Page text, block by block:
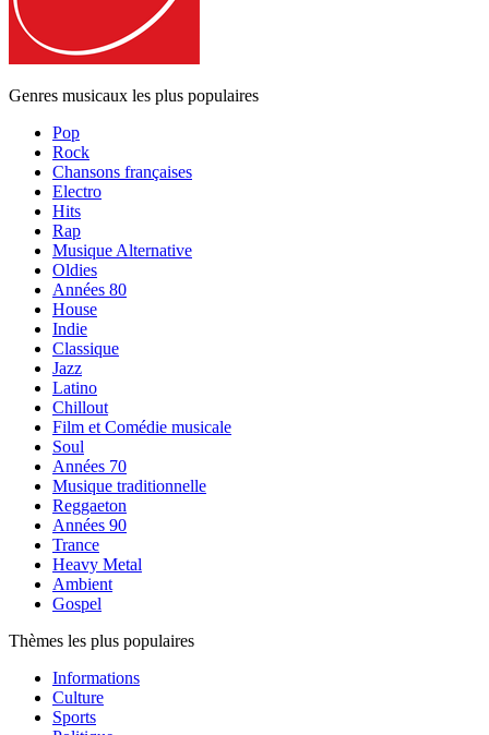
Genres musicaux les plus populaires
Pop
Rock
Chansons françaises
Electro
Hits
Rap
Musique Alternative
Oldies
Années 80
House
Indie
Classique
Jazz
Latino
Chillout
Film et Comédie musicale
Soul
Années 70
Musique traditionnelle
Reggaeton
Années 90
Trance
Heavy Metal
Ambient
Gospel
Thèmes les plus populaires
Informations
Culture
Sports